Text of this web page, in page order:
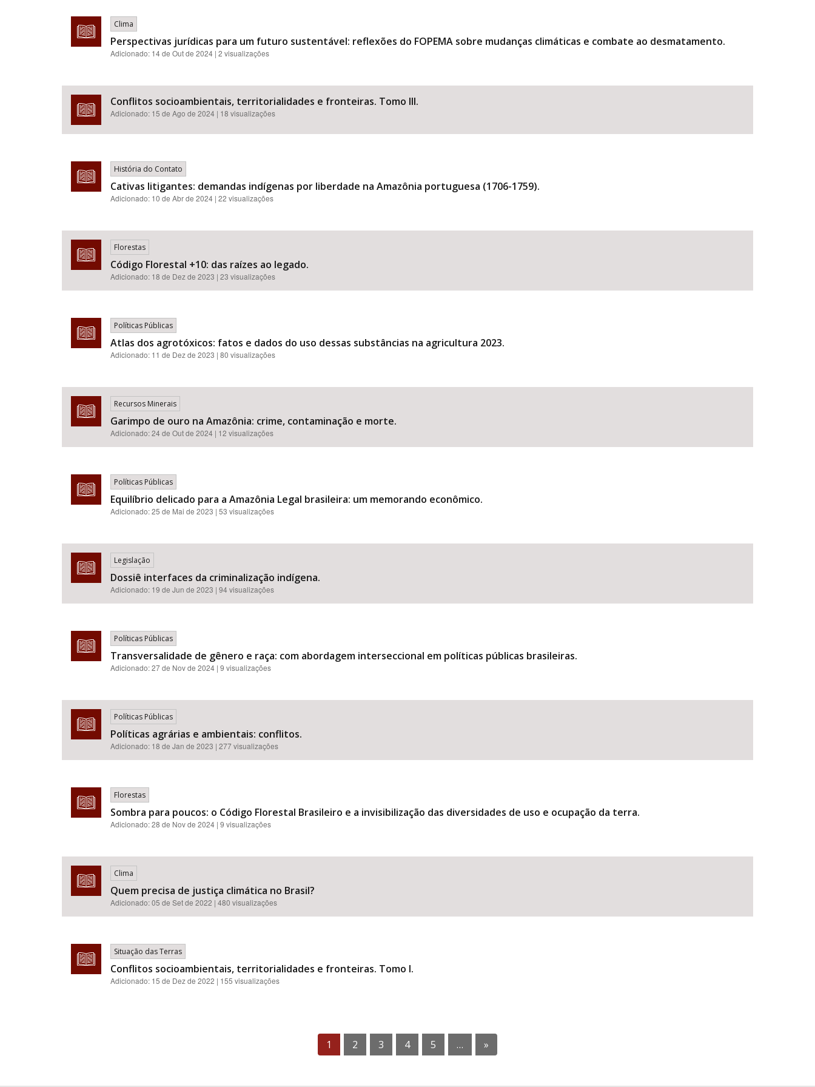
Clima
Perspectivas jurídicas para um futuro sustentável: reflexões do FOPEMA sobre mudanças climáticas e combate ao desmatamento.
Adicionado: 14 de Out de 2024 | 2 visualizações
Conflitos socioambientais, territorialidades e fronteiras. Tomo III.
Adicionado: 15 de Ago de 2024 | 18 visualizações
História do Contato
Cativas litigantes: demandas indígenas por liberdade na Amazônia portuguesa (1706-1759).
Adicionado: 10 de Abr de 2024 | 22 visualizações
Florestas
Código Florestal +10: das raízes ao legado.
Adicionado: 18 de Dez de 2023 | 23 visualizações
Políticas Públicas
Atlas dos agrotóxicos: fatos e dados do uso dessas substâncias na agricultura 2023.
Adicionado: 11 de Dez de 2023 | 80 visualizações
Recursos Minerais
Garimpo de ouro na Amazônia: crime, contaminação e morte.
Adicionado:24 de Out de 2024 | 12 visualizações
Políticas Públicas
Equilíbrio delicado para a Amazônia Legal brasileira: um memorando econômico.
Adicionado:25 de Mai de 2023 | 53 visualizações
Legislação
Dossiê interfaces da criminalização indígena.
Adicionado: 19 de Jun de 2023 | 94 visualizações
Políticas Públicas
Transversalidade de gênero e raça: com abordagem interseccional em políticas públicas brasileiras.
Adicionado:27 de Nov de 2024 | 9 visualizações
Políticas Públicas
Políticas agrárias e ambientais: conflitos.
Adicionado: 18 de Jan de 2023 | 277 visualizações
Florestas
Sombra para poucos: o Código Florestal Brasileiro e a invisibilização das diversidades de uso e ocupação da terra.
Adicionado:28 de Nov de 2024 | 9 visualizações
Clima
Quem precisa de justiça climática no Brasil?
Adicionado:05 de Set de 2022 | 480 visualizações
Situação das Terras
Conflitos socioambientais, territorialidades e fronteiras. Tomo I.
Adicionado: 15 de Dez de 2022 | 155 visualizações
1 2 3 4 5 … »